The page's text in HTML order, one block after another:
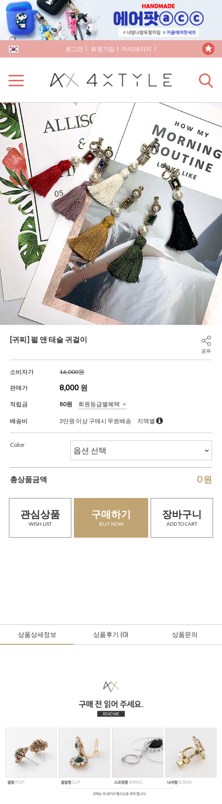
로그인 회원가입 마이페이지
[귀찌] 펄 앤 태슬 귀걸이
공유
소비자가 16,000원
판매가 8,000 원
적립금 80원 회원등급별혜택
배송비 3만원 이상 구매시 무료배송 지역별
Color
총상품금액 0원
관심상품
WISH LIST
구매하기
BUY NOW
장바구니
ADD TO CART
상품상세정보 상품후기 (0) 상품문의